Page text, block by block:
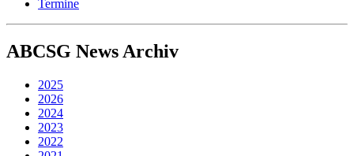
Termine
ABCSG News Archiv
2025
2026
2024
2023
2022